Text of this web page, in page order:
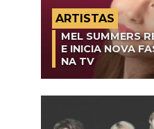
ARTISTAS
MEL SUMMERS
E INICIA NOVA
NA TV